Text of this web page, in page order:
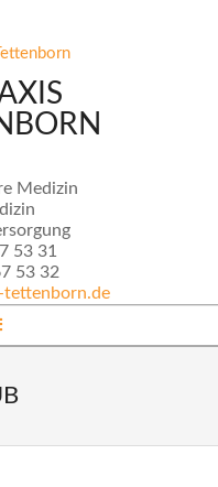
Medizin
53 31
53 32
tettenborn.de